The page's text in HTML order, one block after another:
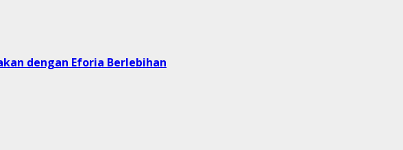
dengan Eforia Berlebihan